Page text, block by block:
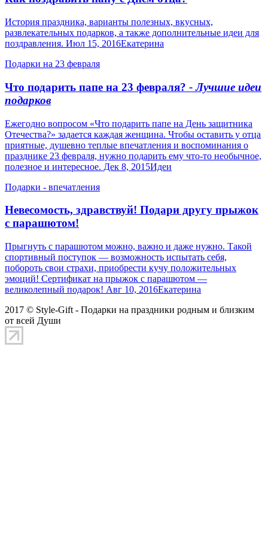
История праздника, варианты полезных, вкусных,
развлекательных подарков, а также дополнительные идеи для
поздравления. Июл 15, 2016Екатерина
Подарки на 23 февраля
Что подарить папе на 23 февраля? - Лучшие идеи
подарков
Ежегодно вопросом «Что подарить папе на День защитника
Отечества?» задается каждая женщина. Чтобы оставить у отца
приятные, душевно теплые впечатления и воспоминания о
празднике 23 февраля, нужно подарить ему что-то необычное,
полезное и интересное. Дек 8, 2015Идеи
Подарки - впечатления
Невесомость, здравствуй! Подари другу прыжок
с парашютом!
Прыгнуть с парашютом можно, важно и даже нужно. Такой
спортивный поступок — возможность испытать себя,
побороть свои страхи, приобрести кучу положительных
эмоций! Сертификат на прыжок с парашютом —
великолепный подарок! Авг 10, 2016Екатерина
2017 © Style-Gift - Подарки на праздники родным и близким
от всей Души